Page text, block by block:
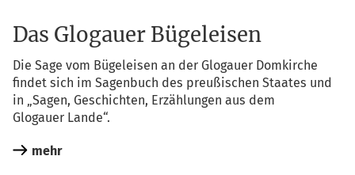
Das Glogauer Bügeleisen
Die Sage vom Bügel­eisen an der Glo­gau­er Dom­kir­che
fin­det sich im Sagen­buch des preu­ßi­schen Staa­tes und
in „Sagen, Geschich­ten, Erzäh­lun­gen aus dem
Glo­gau­er Lande“.
mehr